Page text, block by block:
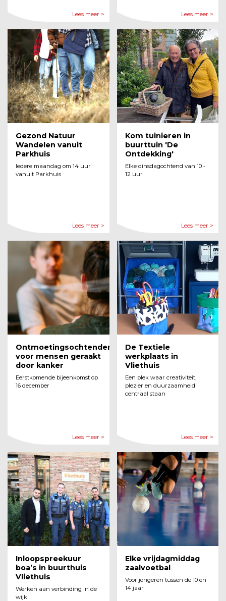
Lees meer > Lees meer >
Gezond Natuur
Wandelen vanuit
Parkhuis
Iedere maandag om 14 uur
vanuit Parkhuis
Lees meer >
Kom tuinieren in
buurttuin 'De
Ontdekking'
Elke dinsdagochtend van 10 -
12 uur
Lees meer >
Ontmoetingsochtenden
voor mensen geraakt
door kanker
Eerstkomende bijeenkomst op
16 december
Lees meer >
De Textiele
werkplaats in
Vliethuis
Een plek waar creativiteit,
plezier en duurzaamheid
centraal staan
Lees meer >
Inloopspreekuur
boa’s in buurthuis
Vliethuis
Werken aan verbinding in de
wijk
Elke vrijdagmiddag
zaalvoetbal
Voor jongeren tussen de 10 en
14 jaar